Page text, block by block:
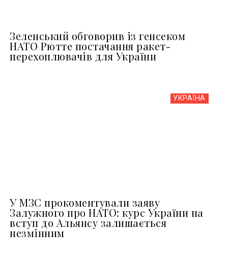
Зеленський обговорив із генсеком
НАТО Рютте постачання ракет-
перехоплювачів для України
УКРАЇНА
У МЗС прокоментували заяву
Залужного про НАТО: курс України на
вступ до Альянсу залишається
незмінним